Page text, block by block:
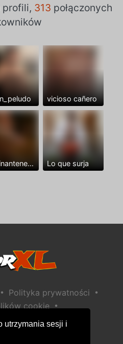
utrzymania sesji i
profili, 313 połączonych
vicioso cañero
Dominantenegro ya Lo que surja
• Polityka prywatności •
cookie •
dzieci
/ Kontakt